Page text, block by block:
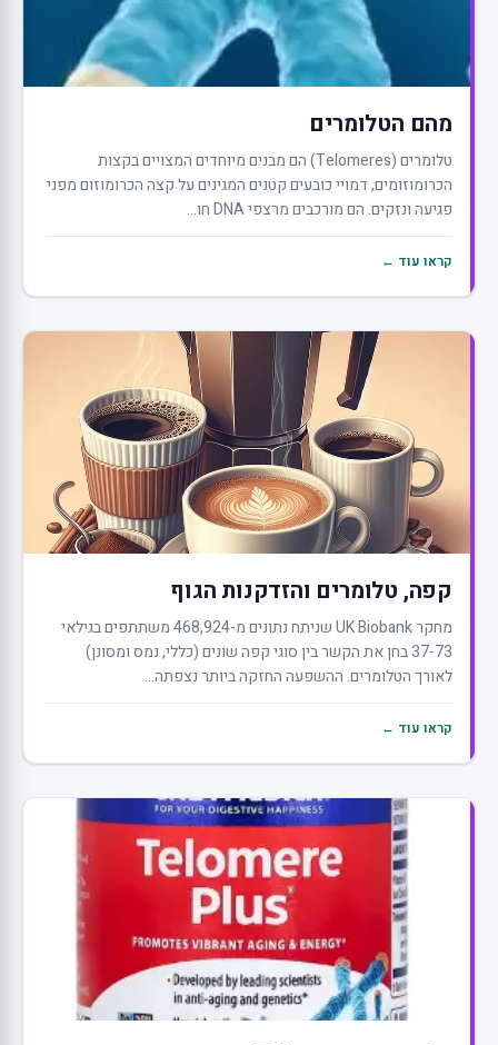
מהם הטלומרים
טלומרים (Telomeres) הם מבנים מיוחדים המצויים בקצות
הכרומוזומים, דמויי כובעים קטנים המגינים על קצה הכרומוזום מפני
פגיעה ונזקים. הם מורכבים מרצפי DNA חו...
קראו עוד ←
קפה, טלומרים והזדקנות הגוף
מחקר UK Biobank שניתח נתונים מ-468,924 משתתפים בגילאי
37-73 בחן את הקשר בין סוגי קפה שונים (כללי, נמס ומסונן)
לאורך הטלומרים. ההשפעה החזקה ביותר נצפתה...
קראו עוד ←